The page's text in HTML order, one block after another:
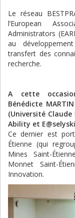
Le réseau
l’European
Administrators
au
transfert des
recherche.
A cette
Bénédicte
(Université
Ability et
Ce dernier est
Étienne (qui
Mines Saint-
Monnet Saint-
Innovation.